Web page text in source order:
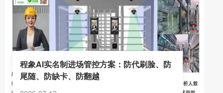
程象AI实名制进场管控方案：防代刷脸、防
尾随、防缺卡、防翻越